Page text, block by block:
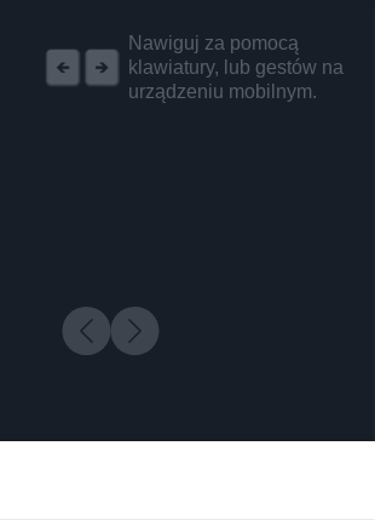
Nawiguj za pomocą
klawiatury, lub gestów na
urządzeniu mobilnym.